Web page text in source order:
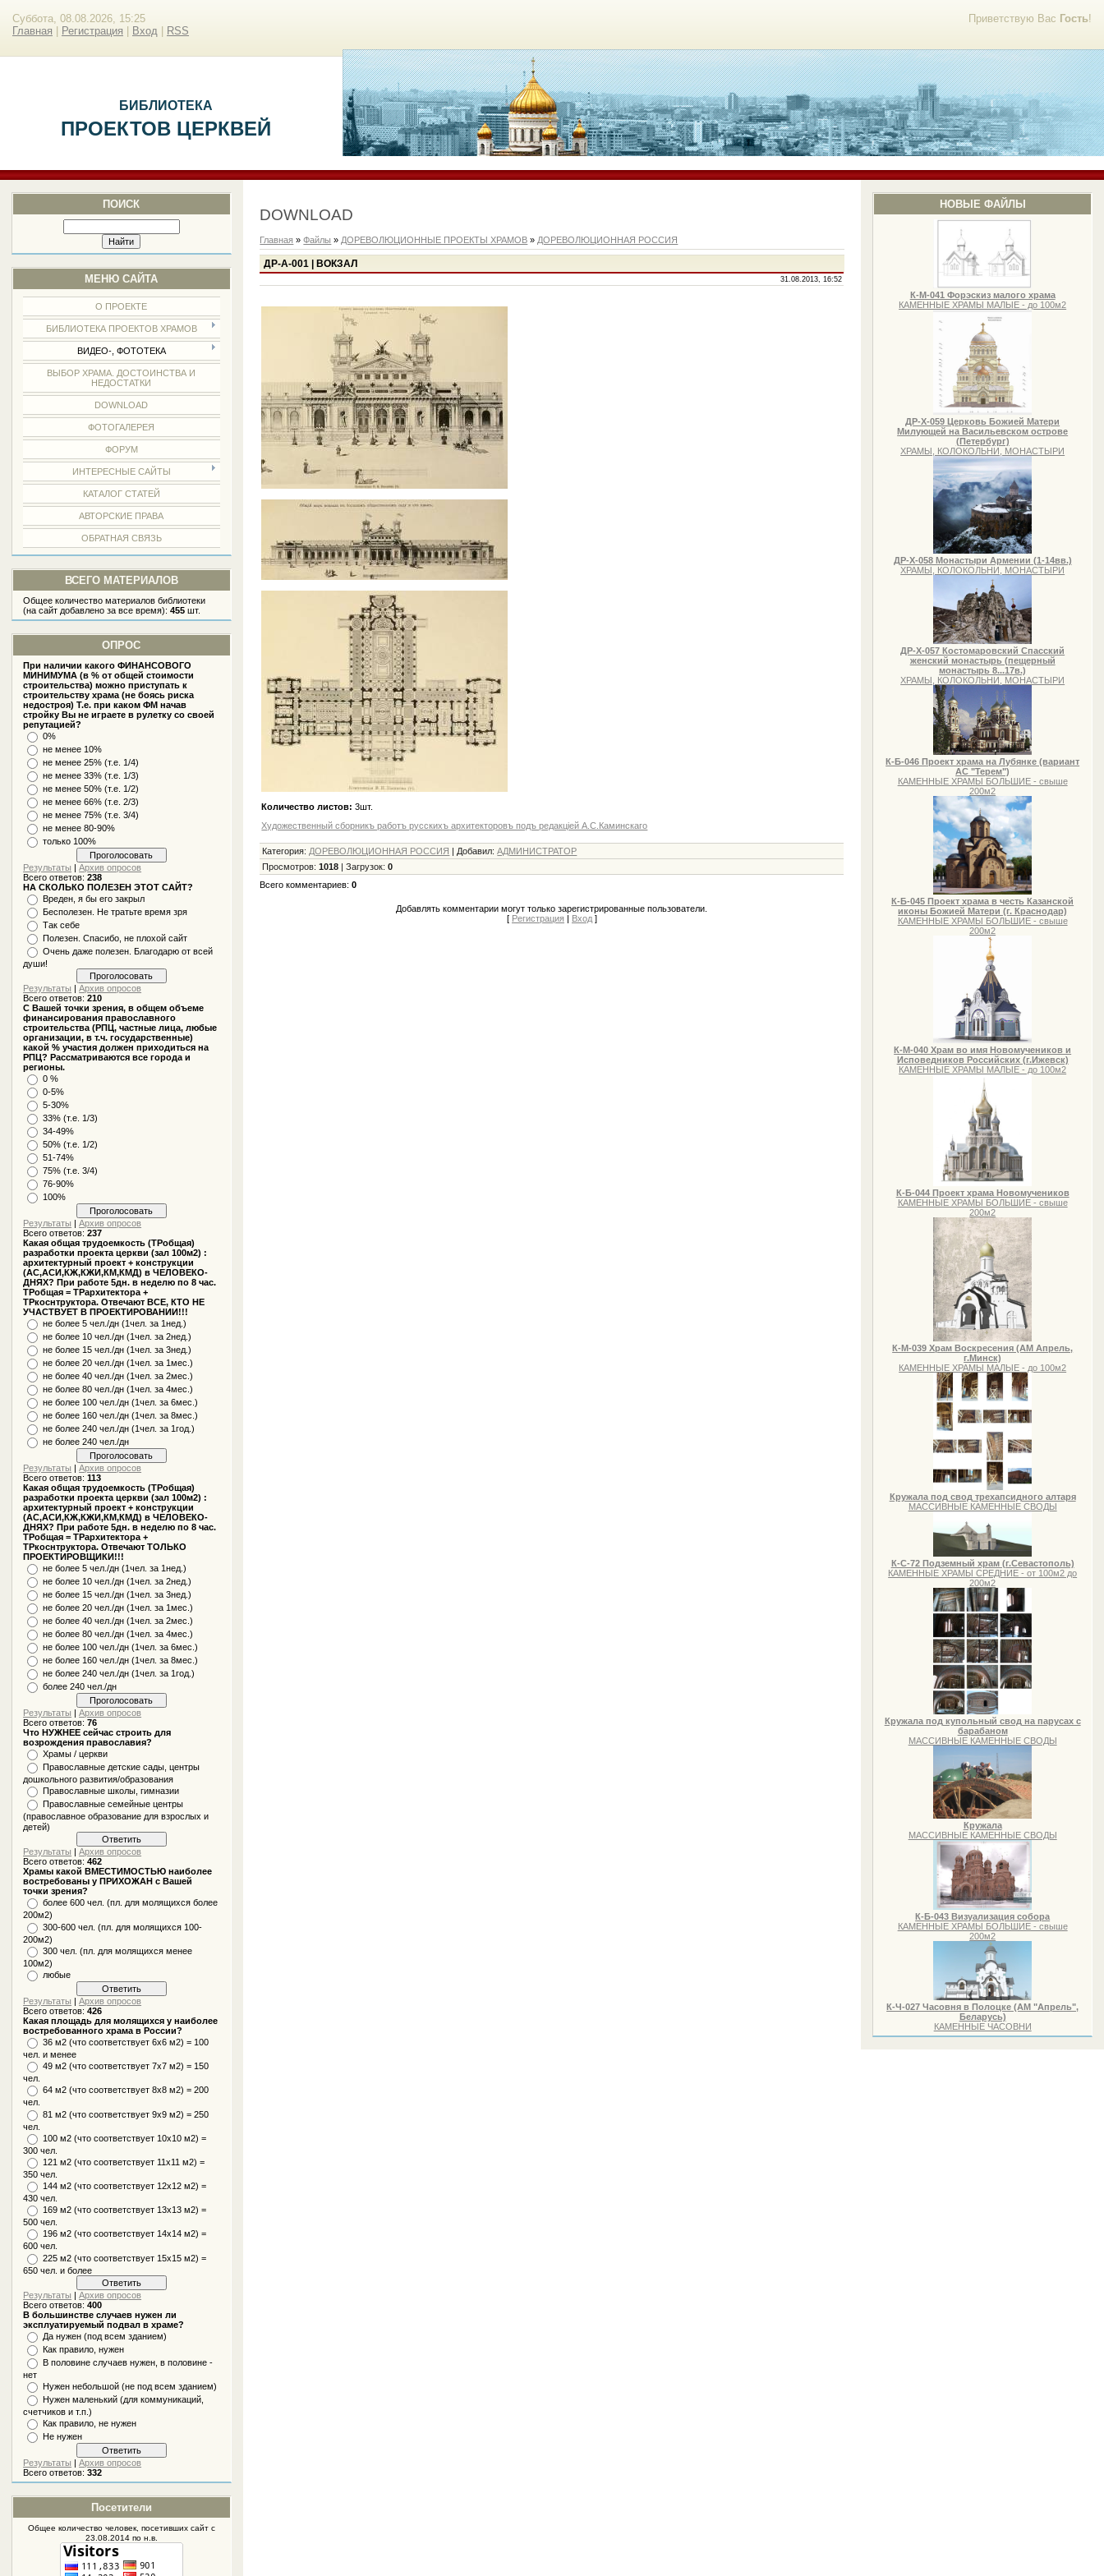
Приветствую Вас Гость!
Суббота, 08.08.2026, 15:25
Главная
Регистрация Вход RSS
БИБЛИОТЕКА
ПРОЕКТОВ ЦЕРКВЕЙ
ПОИСК
МЕНЮ САЙТА
О ПРОЕКТЕ
БИБЛИОТЕКА ПРОЕКТОВ ХРАМОВ
ВИДЕО-, ФОТОТЕКА
ВЫБОР ХРАМА. ДОСТОИНСТВА И
НЕДОСТАТКИ
DOWNLOAD
ФОТОГАЛЕРЕЯ
ФОРУМ
ИНТЕРЕСНЫЕ САЙТЫ
КАТАЛОГ СТАТЕЙ
АВТОРСКИЕ ПРАВА
ОБРАТНАЯ СВЯЗЬ
ВСЕГО МАТЕРИАЛОВ
Общее количество материалов библиотеки
(на сайт добавлено за все время):455 шт.
ОПРОС
При наличии какого ФИНАНСОВОГО
МИНИМУМА (в % от общей стоимости
строительства) можно приступать к
строительству храма (не боясь риска
недостроя) Т.е. при каком ФМ начав
стройку Вы не играете в рулетку со своей
репутацией?
0%
не менее 10%
не менее 25% (т.е. 1/4)
не менее 33% (т.е. 1/3)
не менее 50% (т.е. 1/2)
не менее 66% (т.е. 2/3)
не менее 75% (т.е. 3/4)
не менее 80-90%
только 100%
Результаты |Архив опросов
Всего ответов:238
НА СКОЛЬКО ПОЛЕЗЕН ЭТОТ САЙТ?
Вреден, я бы его закрыл
Бесполезен. Не тратьте время зря
Так себе
Полезен. Спасибо, не плохой сайт
Очень даже полезен. Благодарю от всей
души!
Результаты |Архив опросов
Всего ответов:210
С Вашей точки зрения, в общем объеме
финансирования православного
строительства (РПЦ, частные лица, любые
организации, в т.ч. государственные)
какой % участия должен приходиться на
РПЦ? Рассматриваются все города и
регионы.
0 %
0-5%
5-30%
33% (т.е. 1/3)
34-49%
50% (т.е. 1/2)
51-74%
75% (т.е. 3/4)
76-90%
100%
Результаты |Архив опросов
Всего ответов:237
Какая общая трудоемкость (ТРобщая)
разработки проекта церкви (зал 100м2) :
архитектурный проект + конструкции
(АС,АСИ,КЖ,КЖИ,КМ,КМД) в ЧЕЛОВЕКО-
ДНЯХ? При работе 5дн. в неделю по 8 час.
ТРобщая = ТРархитектора +
ТРкоснтруктора. Отвечают ВСЕ, КТО НЕ
УЧАСТВУЕТ В ПРОЕКТИРОВАНИИ!!!
не более 5 чел./дн (1чел. за 1нед.)
не более 10 чел./дн (1чел. за 2нед.)
не более 15 чел./дн (1чел. за 3нед.)
не более 20 чел./дн (1чел. за 1мес.)
не более 40 чел./дн (1чел. за 2мес.)
не более 80 чел./дн (1чел. за 4мес.)
не более 100 чел./дн (1чел. за 6мес.)
не более 160 чел./дн (1чел. за 8мес.)
не более 240 чел./дн (1чел. за 1год.)
не более 240 чел./дн
Результаты |Архив опросов
Всего ответов:113
Какая общая трудоемкость (ТРобщая)
разработки проекта церкви (зал 100м2) :
архитектурный проект + конструкции
(АС,АСИ,КЖ,КЖИ,КМ,КМД) в ЧЕЛОВЕКО-
ДНЯХ? При работе 5дн. в неделю по 8 час.
ТРобщая = ТРархитектора +
ТРкоснтруктора. Отвечают ТОЛЬКО
ПРОЕКТИРОВЩИКИ!!!
не более 5 чел./дн (1чел. за 1нед.)
не более 10 чел./дн (1чел. за 2нед.)
не более 15 чел./дн (1чел. за 3нед.)
не более 20 чел./дн (1чел. за 1мес.)
не более 40 чел./дн (1чел. за 2мес.)
не более 80 чел./дн (1чел. за 4мес.)
не более 100 чел./дн (1чел. за 6мес.)
не более 160 чел./дн (1чел. за 8мес.)
не более 240 чел./дн (1чел. за 1год.)
более 240 чел./дн
Результаты |Архив опросов
Всего ответов:76
Что НУЖНЕЕ сейчас строить для
возрождения православия?
Храмы / церкви
Православные детские сады, центры
дошкольного развития/образования
Православные школы, гимназии
Православные семейные центры
(православное образование для взрослых и
детей)
Результаты |Архив опросов
Всего ответов:462
Храмы какой ВМЕСТИМОСТЬЮ наиболее
востребованы у ПРИХОЖАН с Вашей
точки зрения?
более 600 чел. (пл. для молящихся более
200м2)
300-600 чел. (пл. для молящихся 100-
200м2)
300 чел. (пл. для молящихся менее
100м2)
любые
Результаты |Архив опросов
Всего ответов:426
Какая площадь для молящихся у наиболее
востребованного храма в России?
36 м2 (что соответствует 6x6 м2) = 100
чел. и менее
49 м2 (что соответствует 7x7 м2) = 150
чел.
64 м2 (что соответствует 8x8 м2) = 200
чел.
81 м2 (что соответствует 9х9 м2) = 250
чел.
100 м2 (что соответствует 10x10 м2) =
300 чел.
121 м2 (что соответствует 11х11 м2) =
350 чел.
144 м2 (что соответствует 12х12 м2) =
430 чел.
169 м2 (что соответствует 13х13 м2) =
500 чел.
196 м2 (что соответствует 14х14 м2) =
600 чел.
225 м2 (что соответствует 15х15 м2) =
650 чел. и более
Результаты |Архив опросов
Всего ответов:400
В большинстве случаев нужен ли
эксплуатируемый подвал в храме?
Да нужен (под всем зданием)
Как правило, нужен
В половине случаев нужен, в половине -
нет
Нужен небольшой (не под всем зданием)
Нужен маленький (для коммуникаций,
счетчиков и т.п.)
Как правило, не нужен
Не нужен
Результаты |Архив опросов
Всего ответов:332
Посетители
Общее количество человек, посетивших сайт с
23.08.2014 по н.в.
НОВЫЕ ФАЙЛЫ
К-М-041 Форэскиз малого храма
КАМЕННЫЕ ХРАМЫ МАЛЫЕ - до 100м2
ДР-Х-059 Церковь Божией Матери
Милующей на Васильевском острове
(Петербург)
ХРАМЫ, КОЛОКОЛЬНИ, МОНАСТЫРИ
ДР-Х-058 Монастыри Армении (1-14вв.)
ХРАМЫ, КОЛОКОЛЬНИ, МОНАСТЫРИ
ДР-Х-057 Костомаровский Спасский
женский монастырь (пещерный
монастырь 8...17в.)
ХРАМЫ, КОЛОКОЛЬНИ, МОНАСТЫРИ
К-Б-046 Проект храма на Лубянке (вариант
АС "Терем")
КАМЕННЫЕ ХРАМЫ БОЛЬШИЕ - свыше
200м2
К-Б-045 Проект храма в честь Казанской
иконы Божией Матери (г. Краснодар)
КАМЕННЫЕ ХРАМЫ БОЛЬШИЕ - свыше
200м2
К-М-040 Храм во имя Новомучеников и
Исповедников Российских (г.Ижевск)
КАМЕННЫЕ ХРАМЫ МАЛЫЕ - до 100м2
К-Б-044 Проект храма Новомучеников
КАМЕННЫЕ ХРАМЫ БОЛЬШИЕ - свыше
200м2
К-М-039 Храм Воскресения (АМ Апрель,
г.Минск)
КАМЕННЫЕ ХРАМЫ МАЛЫЕ - до 100м2
Кружала под свод трехапсидного алтаря
МАССИВНЫЕ КАМЕННЫЕ СВОДЫ
К-С-72 Подземный храм (г.Севастополь)
КАМЕННЫЕ ХРАМЫ СРЕДНИЕ - от 100м2 до
200м2
Кружала под купольный свод на парусах с
барабаном
МАССИВНЫЕ КАМЕННЫЕ СВОДЫ
Кружала
МАССИВНЫЕ КАМЕННЫЕ СВОДЫ
К-Б-043 Визуализация собора
КАМЕННЫЕ ХРАМЫ БОЛЬШИЕ - свыше
200м2
К-Ч-027 Часовня в Полоцке (АМ "Апрель",
Беларусь)
КАМЕННЫЕ ЧАСОВНИ
DOWNLOAD
Главная »Файлы » ДОРЕВОЛЮЦИОННЫЕ ПРОЕКТЫ ХРАМОВ » ДОРЕВОЛЮЦИОННАЯ РОССИЯ
ДР-А-001 | ВОКЗАЛ
31.08.2013, 16:52
Количество листов: 3шт.
Художественный сборникъ работъ русскихъ архитекторовъ подъ редакцiей А.С.Каминскаго
Категория: ДОРЕВОЛЮЦИОННАЯ РОССИЯ Добавил:АДМИНИСТРАТОР
Просмотров:1018 |Загрузок:0
Всего комментариев:0
Добавлять комментарии могут только зарегистрированные пользователи.
[ Регистрация Вход]